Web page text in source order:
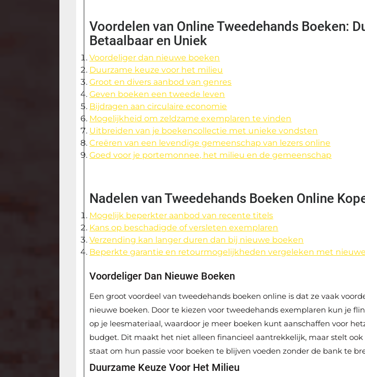
Voordelen van Online Tweedehands Boeken:
Betaalbaar en Uniek
Voordeliger dan nieuwe boeken
Duurzame keuze voor het milieu
Groot en divers aanbod van genres
Geven boeken een tweede leven
Bijdragen aan circulaire economie
Mogelijkheid om zeldzame exemplaren te vinden
Uitbreiden van je boekencollectie met unieke vondsten
Creëren van een levendige gemeenschap van lezers online
Goed voor je portemonnee, het milieu en de gemeenschap
Nadelen van Tweedehands Boeken Online
Mogelijk beperkter aanbod van recente titels
Kans op beschadigde of versleten exemplaren
Verzending kan langer duren dan bij nieuwe boeken
Beperkte garantie en retourmogelijkheden vergeleken met
Voordeliger Dan Nieuwe Boeken
Een groot voordeel van tweedehands boeken online is dat ze vaak
nieuwe boeken. Door te kiezen voor tweedehands exemplaren kun je
op je leesmateriaal, waardoor je meer boeken kunt aanschaffen voor
budget. Dit maakt het niet alleen financieel aantrekkelijk, maar stelt ook
staat om hun passie voor boeken te blijven voeden zonder de bank te
Duurzame Keuze Voor Het Milieu